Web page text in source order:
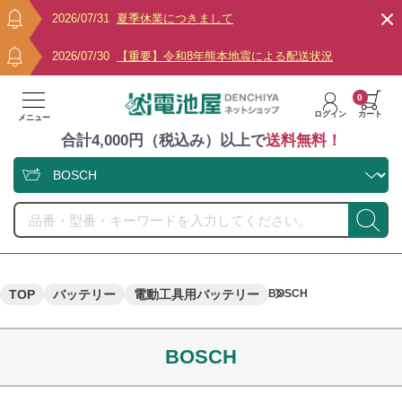
2026/07/31 夏季休業につきまして
2026/07/30 【重要】令和8年熊本地震による配送状況
メニュー ログイン カート
0
合計4,000円（税込み）以上で送料無料！
TOP バッテリー 電動工具用バッテリー BOSCH
BOSCH